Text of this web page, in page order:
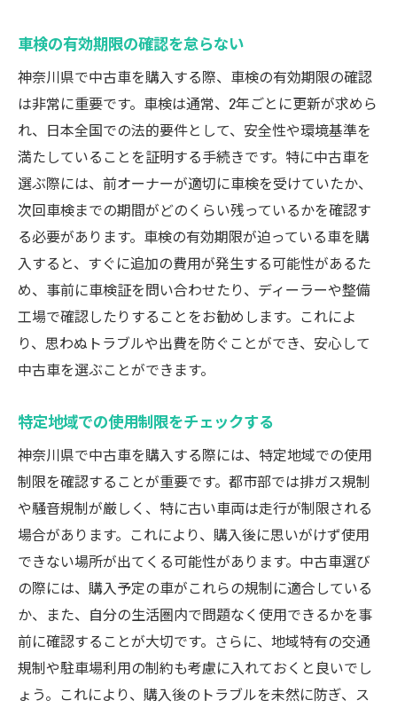
車検の有効期限の確認を怠らない
神奈川県で中古車を購入する際、車検の有効期限の確認
は非常に重要です。車検は通常、2年ごとに更新が求めら
れ、日本全国での法的要件として、安全性や環境基準を
満たしていることを証明する手続きです。特に中古車を
選ぶ際には、前オーナーが適切に車検を受けていたか、
次回車検までの期間がどのくらい残っているかを確認す
る必要があります。車検の有効期限が迫っている車を購
入すると、すぐに追加の費用が発生する可能性があるた
め、事前に車検証を問い合わせたり、ディーラーや整備
工場で確認したりすることをお勧めします。これによ
り、思わぬトラブルや出費を防ぐことができ、安心して
中古車を選ぶことができます。
特定地域での使用制限をチェックする
神奈川県で中古車を購入する際には、特定地域での使用
制限を確認することが重要です。都市部では排ガス規制
や騒音規制が厳しく、特に古い車両は走行が制限される
場合があります。これにより、購入後に思いがけず使用
できない場所が出てくる可能性があります。中古車選び
の際には、購入予定の車がこれらの規制に適合している
か、また、自分の生活圏内で問題なく使用できるかを事
前に確認することが大切です。さらに、地域特有の交通
規制や駐車場利用の制約も考慮に入れておくと良いでし
ょう。これにより、購入後のトラブルを未然に防ぎ、ス